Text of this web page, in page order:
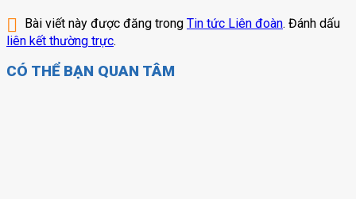
Bài viết này được đăng trong Tin tức Liên đoàn. Đánh dấu
liên kết thường trực.
CÓ THỂ BẠN QUAN TÂM